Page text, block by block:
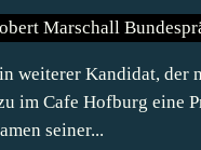
weiterer Kandidat, der
im Cafe Hofburg eine
seiner...